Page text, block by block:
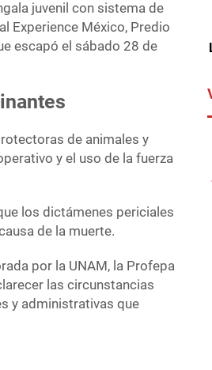
juvenil con sistema de
Experience México, Predio
escapó el sábado 28 de
de animales y
y el uso de la fuerza
los dictámenes periciales
de la muerte.
por la UNAM, la Profepa
las circunstancias
y administrativas que